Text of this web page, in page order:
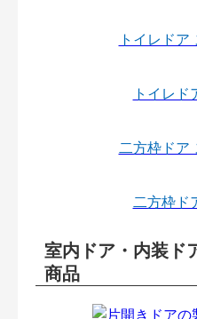
トイレドア
トイレド
二方枠ドア
二方枠ド
室内ドア・内装ド
商品